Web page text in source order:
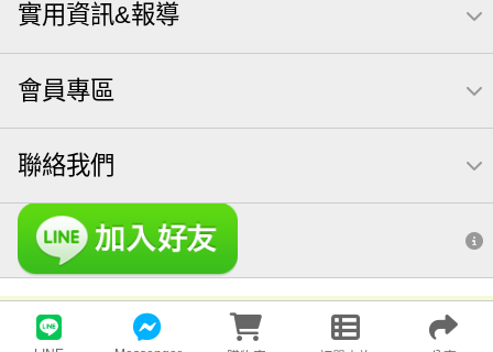
實用資訊&報導
會員專區
聯絡我們